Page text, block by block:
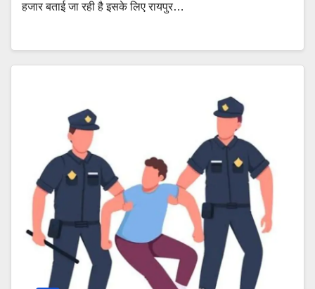
हजार बताई जा रही है इसके लिए रायपुर…